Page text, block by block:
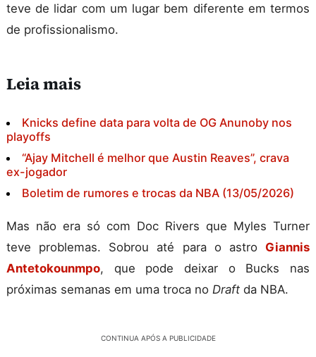
teve de lidar com um lugar bem diferente em termos
de profissionalismo.
Leia mais
Knicks define data para volta de OG Anunoby nos
playoffs
“Ajay Mitchell é melhor que Austin Reaves”, crava
ex-jogador
Boletim de rumores e trocas da NBA (13/05/2026)
Mas não era só com Doc Rivers que Myles Turner
teve problemas. Sobrou até para o astro Giannis
Antetokounmpo, que pode deixar o Bucks nas
próximas semanas em uma troca no Draft da NBA.
CONTINUA APÓS A PUBLICIDADE